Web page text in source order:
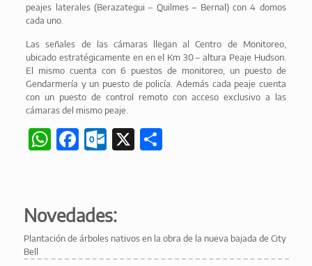
peajes laterales (Berazategui – Quilmes – Bernal) con 4 domos
cada uno.
Las señales de las cámaras llegan al Centro de Monitoreo,
ubicado estratégicamente en en el Km 30 – altura Peaje Hudson.
El mismo cuenta con 6 puestos de monitoreo, un puesto de
Gendarmería y un puesto de policía. Además cada peaje cuenta
con un puesto de control remoto con acceso exclusivo a las
cámaras del mismo peaje.
WhatsApp
Facebook
Outlook.com
X
Novedades:
Plantación de árboles nativos en la obra de la nueva bajada de City
Bell